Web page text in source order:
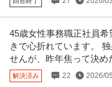
45歳女性事務職正社員
きで心折れています。
せんが、昨年焦って決め
解決済み 22 2026/